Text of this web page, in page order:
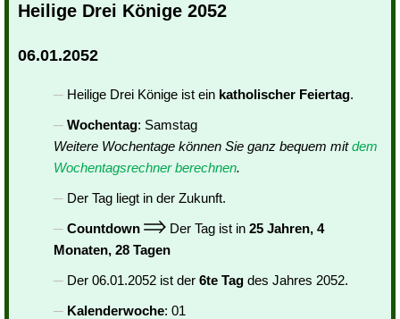
Heilige Drei Könige 2052
06.01.2052
Heilige Drei Könige ist ein katholischer Feiertag.
Wochentag: Samstag
Weitere Wochentage können Sie ganz bequem mitdem
Wochentagsrechner berechnen.
Der Tag liegt in der Zukunft.
Countdown
Der Tag ist in 25 Jahren, 4
Monaten, 28 Tagen
Der 06.01.2052 ist der 6te Tag des Jahres 2052.
Kalenderwoche: 01